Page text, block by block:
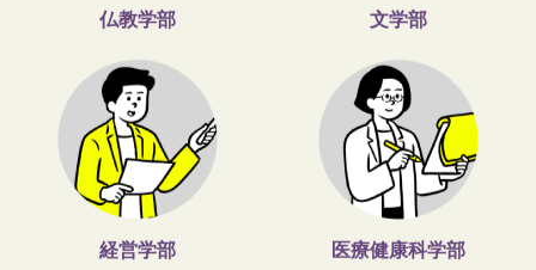
仏教学部 文学部
経営学部 医療健康科学部